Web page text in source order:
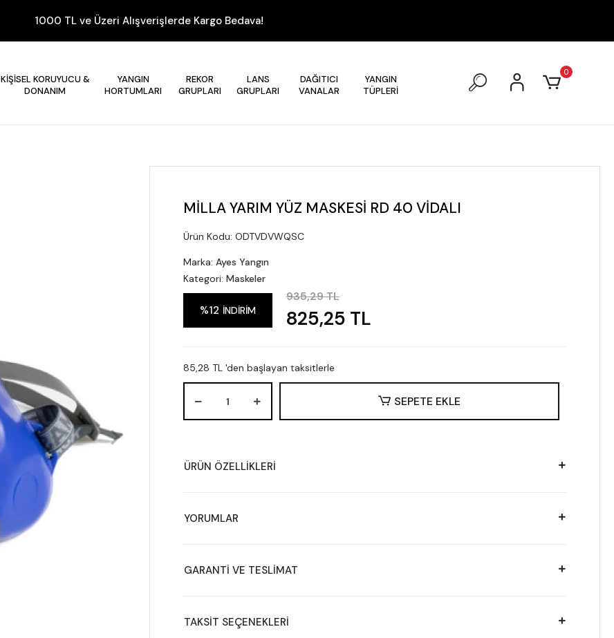
1000 TL ve Üzeri Alışverişlerde Kargo Bedava!
KİŞİSEL KORUYUCU &
DONANIM
YANGIN
HORTUMLARI
REKOR
GRUPLARI
LANS
GRUPLARI
DAĞITICI
VANALAR
YANGIN
TÜPLERİ
0
MİLLA YARIM YÜZ MASKESİ RD 40 VİDALI
Ürün Kodu: ODTVDVWQSC
Marka: Ayes Yangın
Kategori: Maskeler
%12 İNDİRİM
935,29 TL
825,25 TL
85,28 TL 'den başlayan taksitlerle
SEPETE EKLE
ÜRÜN ÖZELLİKLERİ
YORUMLAR
GARANTİ VE TESLİMAT
TAKSİT SEÇENEKLERİ